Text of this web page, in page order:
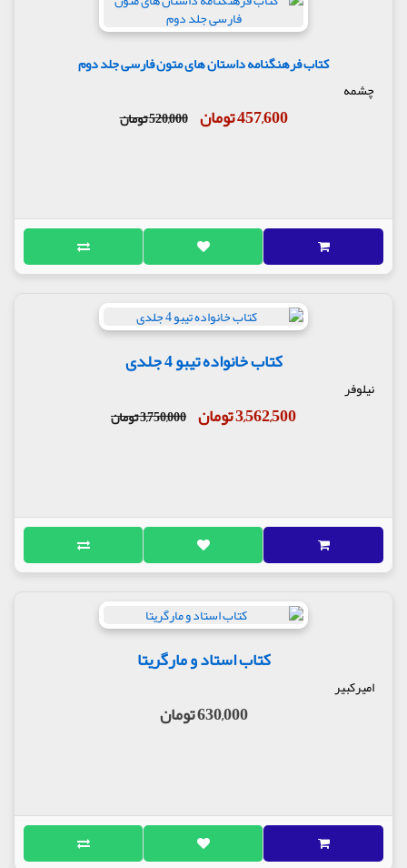
کتاب فرهنگنامه داستان های متون فارسی جلد دوم
چشمه
457,600 تومان 520,000 تومان
کتاب خانواده تیبو 4 جلدی
نیلوفر
3,562,500 تومان 3,750,000 تومان
کتاب استاد و مارگریتا
امیرکبیر
630,000 تومان